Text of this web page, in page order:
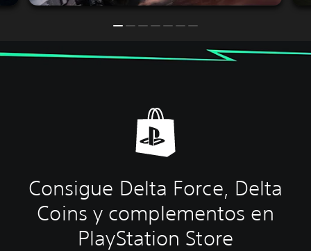
Consigue Delta Force, Delta
Coins y complementos en
PlayStation Store